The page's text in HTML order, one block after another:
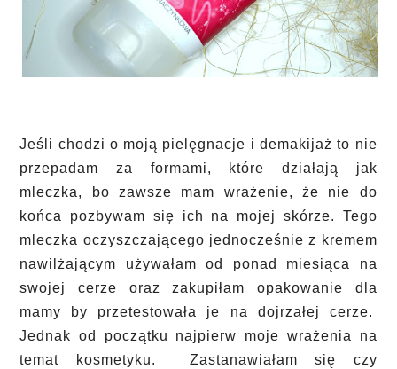
Jeśli chodzi o moją pielęgnacje i demakijaż to nie
przepadam za formami, które działają jak
mleczka, bo zawsze mam wrażenie, że nie do
końca pozbywam się ich na mojej skórze. Tego
mleczka oczyszczającego jednocześnie z kremem
nawilżającym używałam od ponad miesiąca na
swojej cerze oraz zakupiłam opakowanie dla
mamy by przetestowała je na dojrzałej cerze.
Jednak od początku najpierw moje wrażenia na
temat kosmetyku. Zastanawiałam się czy